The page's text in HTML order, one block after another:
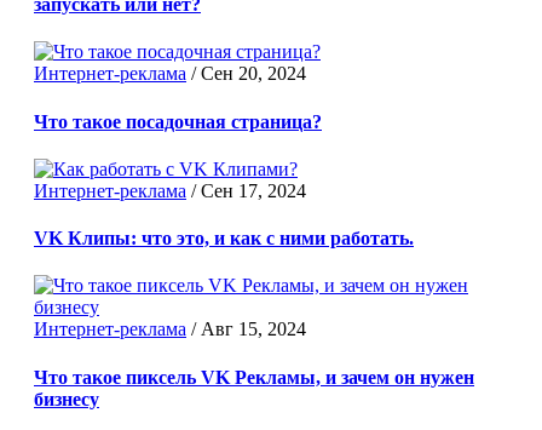
запускать или нет?
Интернет-реклама /Сен 20, 2024
Что такое посадочная страница?
Интернет-реклама /Сен 17, 2024
VK Клипы: что это, и как с ними работать.
Интернет-реклама /Авг 15, 2024
Что такое пиксель VK Рекламы, и зачем он нужен
бизнесу